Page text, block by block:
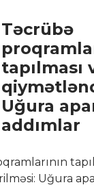
Təcrübə
tapılması
Uğura
addımlar
Uğura